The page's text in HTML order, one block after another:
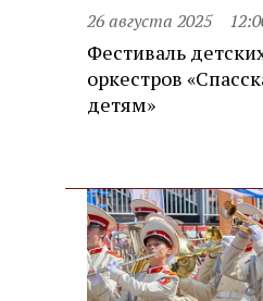
26 августа 2025
Фестиваль
оркестров
детям»